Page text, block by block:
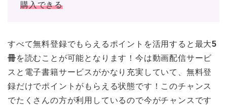
購入できる
すべて無料登録でもらえるポイントを活用すると最大5
冊を読むことが可能となります！今は動画配信サービ
スと電子書籍サービスがかなり充実していて、無料登
録だけでポイントがもらえる状態です！このチャンス
でたくさんの方が利用しているので今がチャンスです